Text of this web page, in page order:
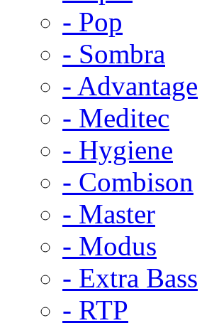
- Pop
- Sombra
- Advantage
- Meditec
- Hygiene
- Combison
- Master
- Modus
- Extra Bass
- RTP